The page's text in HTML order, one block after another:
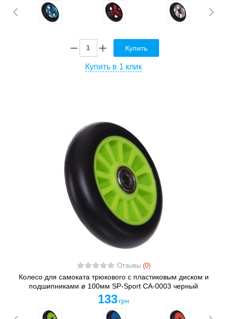
Купить
Купить в 1 клик
Отзывы (0)
Колесо для самоката трюкового с пластиковым диском и
подшипниками ø 100мм SP-Sport CA-0003 черный
133 грн